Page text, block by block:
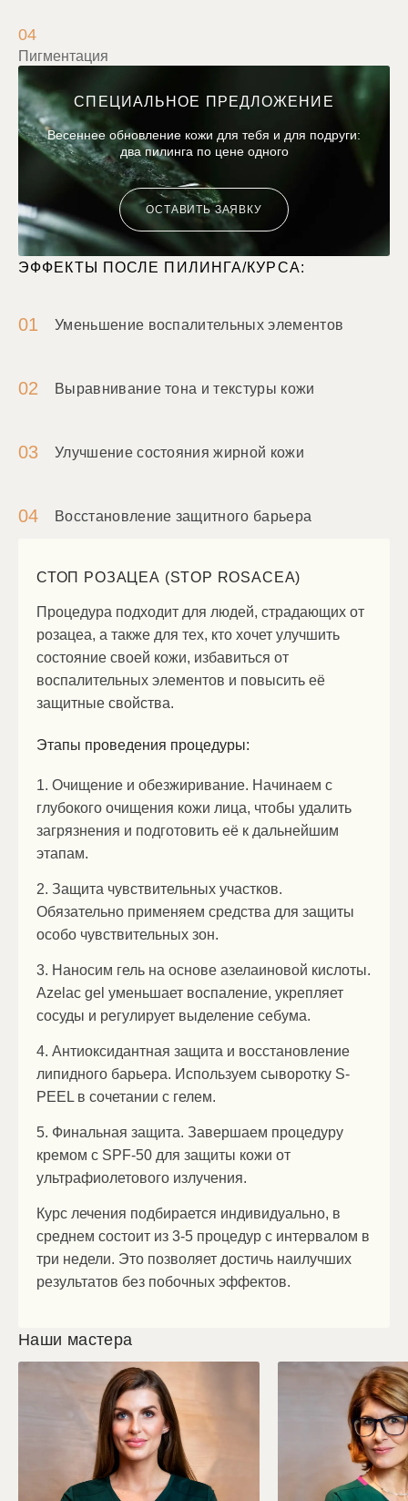
ЭФФЕКТЫ ПОСЛЕ ПИЛИНГА/КУРСА:
01 Уменьшение воспалительных элементов
02 Выравнивание тона и текстуры кожи
03 Улучшение состояния жирной кожи
04 Восстановление защитного барьера
04
Пигментация
СТОП РОЗАЦЕА (STOP ROSACEA)
Процедура подходит для людей, страдающих от
розацеа, а также для тех, кто хочет улучшить
состояние своей кожи, избавиться от
воспалительных элементов и повысить её
защитные свойства.
Этапы проведения процедуры:
1. Очищение и обезжиривание. Начинаем с
глубокого очищения кожи лица, чтобы удалить
загрязнения и подготовить её к дальнейшим
этапам.
2. Защита чувствительных участков.
Обязательно применяем средства для защиты
особо чувствительных зон.
3. Наносим гель на основе азелаиновой кислоты.
Azelac gel уменьшает воспаление, укрепляет
сосуды и регулирует выделение себума.
4. Антиоксидантная защита и восстановление
липидного барьера. Используем сыворотку S-
PEEL в сочетании с гелем.
5. Финальная защита. Завершаем процедуру
кремом с SPF-50 для защиты кожи от
ультрафиолетового излучения.
Курс лечения подбирается индивидуально, в
среднем состоит из 3-5 процедур с интервалом в
три недели. Это позволяет достичь наилучших
результатов без побочных эффектов.
СПЕЦИАЛЬНОЕ ПРЕДЛОЖЕНИЕ
Весеннее обновление кожи для тебя и для подруги:
два пилинга по цене одного
ОСТАВИТЬ ЗАЯВКУ
Наши мастера